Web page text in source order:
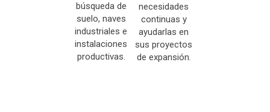
búsqueda de
suelo, naves
industriales e
instalaciones
productivas.
necesidades
continuas y
ayudarlas en
sus proyectos
de expansión.